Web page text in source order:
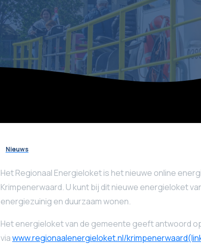
Nieuws
Het Regionaal Energieloket is het nieuwe online
Krimpenerwaard. U kunt bij dit nieuwe energieloket
energiezuinig en duurzaam wonen.
Het energieloket van de gemeente geeft antwoord
viawww.regionaalenergieloket.nl/